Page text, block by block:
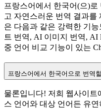
프랑스어에서 한국어(으)
고 자연스러운 번역 결과를
은 다음과 같은 강력한 기
트 번역, AI 이미지 번역, AI
중 언어 비교 기능이 있는
프랑스어에서 한국어으로 번역
물론입니다! 저희 웹사이트
스 언어와 대상 언어든 유